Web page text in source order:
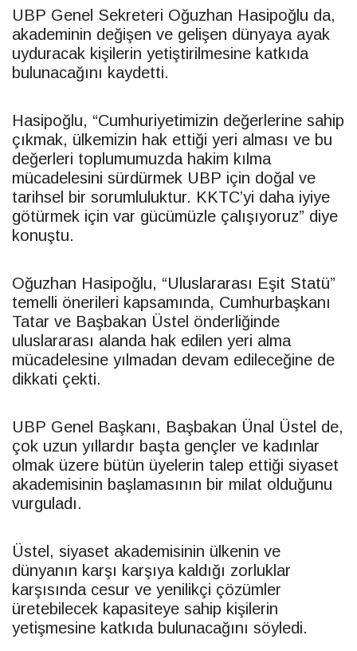
UBP Genel Sekreteri Oğuzhan Hasipoğlu da,
akademinin değişen ve gelişen dünyaya ayak
uyduracak kişilerin yetiştirilmesine katkıda
bulunacağını kaydetti.
Hasipoğlu, “Cumhuriyetimizin değerlerine sahip
çıkmak, ülkemizin hak ettiği yeri alması ve bu
değerleri toplumumuzda hakim kılma
mücadelesini sürdürmek UBP için doğal ve
tarihsel bir sorumluluktur. KKTC’yi daha iyiye
götürmek için var gücümüzle çalışıyoruz” diye
konuştu.
Oğuzhan Hasipoğlu, “Uluslararası Eşit Statü”
temelli önerileri kapsamında, Cumhurbaşkanı
Tatar ve Başbakan Üstel önderliğinde
uluslararası alanda hak edilen yeri alma
mücadelesine yılmadan devam edileceğine de
dikkati çekti.
UBP Genel Başkanı, Başbakan Ünal Üstel de,
çok uzun yıllardır başta gençler ve kadınlar
olmak üzere bütün üyelerin talep ettiği siyaset
akademisinin başlamasının bir milat olduğunu
vurguladı.
Üstel, siyaset akademisinin ülkenin ve
dünyanın karşı karşıya kaldığı zorluklar
karşısında cesur ve yenilikçi çözümler
üretebilecek kapasiteye sahip kişilerin
yetişmesine katkıda bulunacağını söyledi.